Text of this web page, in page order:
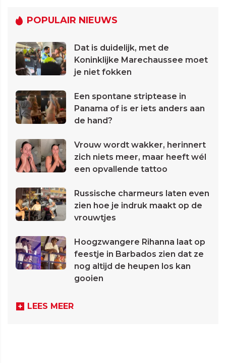
POPULAIR NIEUWS
Dat is duidelijk, met de
Koninklijke Marechaussee moet
je niet fokken
Een spontane striptease in
Panama of is er iets anders aan
de hand?
Vrouw wordt wakker, herinnert
zich niets meer, maar heeft wél
een opvallende tattoo
Russische charmeurs laten even
zien hoe je indruk maakt op de
vrouwtjes
Hoogzwangere Rihanna laat op
feestje in Barbados zien dat ze
nog altijd de heupen los kan
gooien
LEES MEER